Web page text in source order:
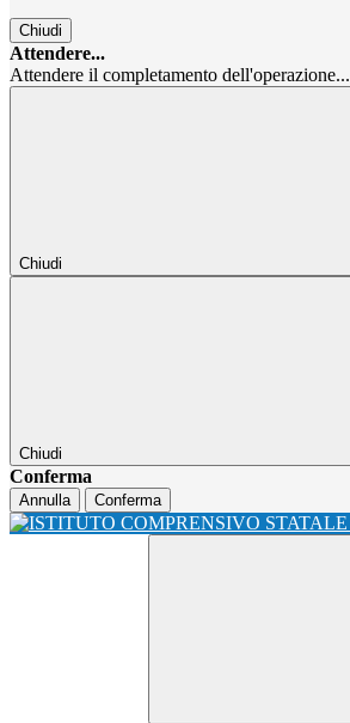
Chiudi
Attendere...
Attendere il completamento dell'operazione...
Chiudi
Chiudi
Conferma
Annulla Conferma